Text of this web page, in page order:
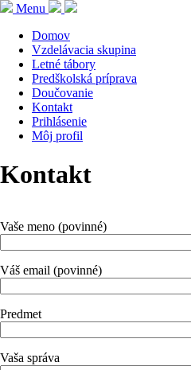
Menu
Domov
Vzdelávacia skupina
Letné tábory
Predškolská príprava
Doučovanie
Kontakt
Prihlásenie
Môj profil
Kontakt
Vaše meno (povinné)
Váš email (povinné)
Predmet
Vaša správa